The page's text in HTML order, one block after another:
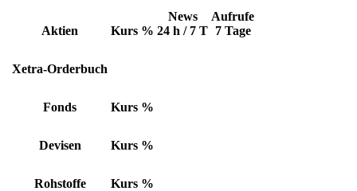
Aktien Kurs %
News
24 h / 7 T
Aufrufe
7 Tage
Xetra-Orderbuch
Fonds Kurs %
Devisen Kurs %
Rohstoffe Kurs %